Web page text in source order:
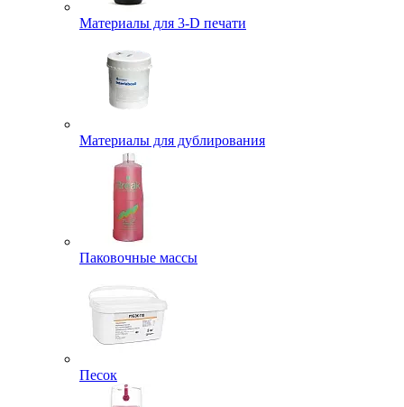
Материалы для 3-D печати
Материалы для дублирования
Паковочные массы
Песок